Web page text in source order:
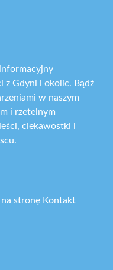
z Gdyni i okolic. Bądź
w naszym
i rzetelnym
ciekawostki i
stronę Kontakt